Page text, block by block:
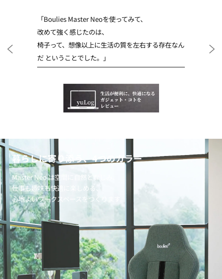
「Boulies Master Neoを使ってみて、
改めて強く感じたのは、
椅子って、想像以上に生活の質を左右する存在なん
だ ということでした。」
暮らしに寄り添う、4つのカラー
Master Neo は空間に自然となじみ、
仕事も趣味も快適に楽しめる、
心地よいワークスペースをつくります。